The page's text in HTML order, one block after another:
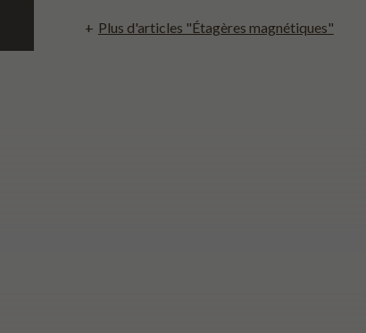
Plus d'articles "Étagères magnétiques"